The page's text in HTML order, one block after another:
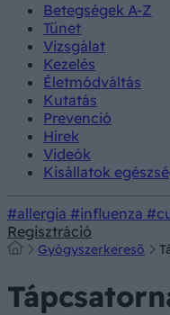
Betegségek A-Z
Tünet
Vizsgálat
Kezelés
Életmódváltás
Kutatás
Prevenció
Hírek
Videók
Kisállatok
#allergia #influenza
Regisztráció
Gyógyszerkereső